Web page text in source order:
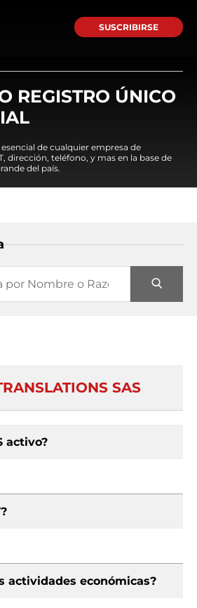
SUSCRIBIRSE
REGISTRO ÚNICO
de cualquier empresa de
dirección, teléfono, y mas en la base de
del país.
SAS
activo?
actividades económicas?